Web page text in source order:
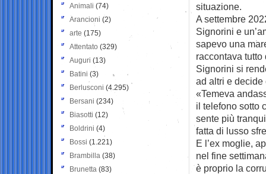
situazione.
A settembre
Signorini e
sapevo una
raccontava
Signorini si
ad altri e
«Temeva
il telefono sotto
sente più
fatta di lusso
E l’ex moglie,
nel fine
è proprio la
Animali (74)
Arancioni (2)
arte (175)
Attentato (329)
Auguri (13)
Batini (3)
Berlusconi (4.295)
Bersani (234)
Biasotti (12)
Boldrini (4)
Bossi (1.221)
Brambilla (38)
Brunetta (83)